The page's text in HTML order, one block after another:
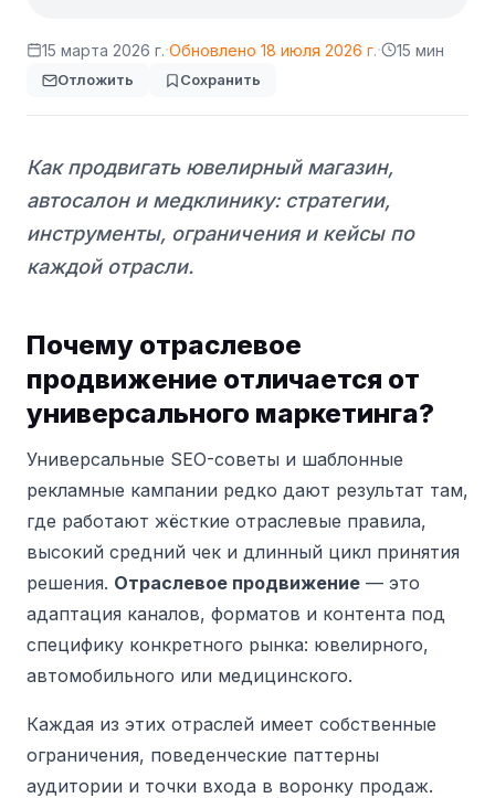
15 марта 2026 г.·Обновлено 18 июля 2026 г.· 15 мин
Отложить Сохранить
Как продвигать ювелирный магазин,
автосалон и медклинику: стратегии,
инструменты, ограничения и кейсы по
каждой отрасли.
Почему отраслевое
продвижение отличается от
универсального маркетинга?
Универсальные SEO-советы и шаблонные
рекламные кампании редко дают результат там,
где работают жёсткие отраслевые правила,
высокий средний чек и длинный цикл принятия
решения. Отраслевое продвижение — это
адаптация каналов, форматов и контента под
специфику конкретного рынка: ювелирного,
автомобильного или медицинского.
Каждая из этих отраслей имеет собственные
ограничения, поведенческие паттерны
аудитории и точки входа в воронку продаж.